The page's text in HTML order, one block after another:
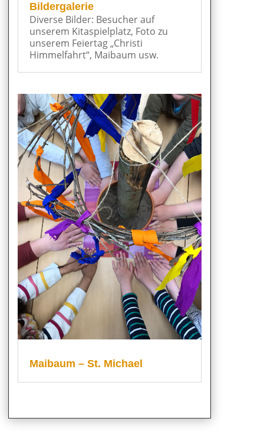
Bildergalerie
Diverse Bilder: Besucher auf
unserem Kitaspielplatz, Foto zu
unserem Feiertag „Christi
Himmelfahrt“, Maibaum usw.
Maibaum – St. Michael